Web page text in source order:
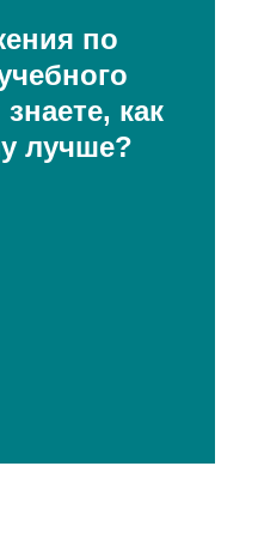
по
как
лучше?